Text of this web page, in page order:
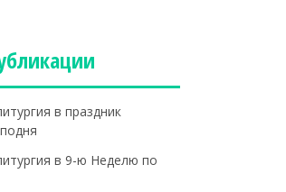
в праздник
в 9-ю Неделю по